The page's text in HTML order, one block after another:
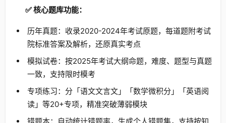
✅ 核心题库功能：
历年真题：收录2020-2024年考试原题，每道题附考试
院标准答案及解析，还原真实考点
模拟试卷：按2025年考试大纲命题，难度、题型与真题
一致，支持限时模考
专项练习：分「语文文言文」「数学微积分」「英语阅
读」等20+专项，精准突破薄弱模块